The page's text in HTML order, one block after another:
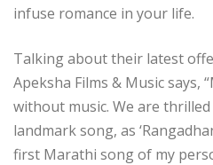
infuse romance in your life.
Talking about their latest
Apeksha Films & Music says,
without music. We are
landmark song, as
first Marathi song of my